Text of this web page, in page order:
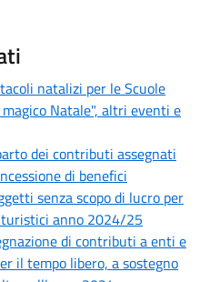
natalizi per le Scuole
Natale", altri eventi e
dei contributi assegnati
di benefici
senza scopo di lucro per
anno 2024/25
di contributi a enti e
il tempo libero, a sostegno